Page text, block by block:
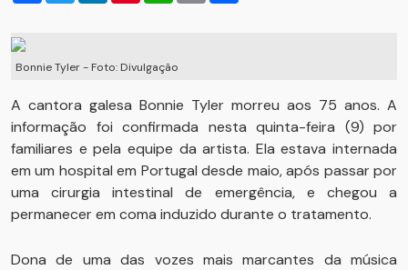
Bonnie Tyler - Foto: Divulgação
A cantora galesa Bonnie Tyler morreu aos 75 anos. A
informação foi confirmada nesta quinta-feira (9) por
familiares e pela equipe da artista. Ela estava internada
em um hospital em Portugal desde maio, após passar por
uma cirurgia intestinal de emergência, e chegou a
permanecer em coma induzido durante o tratamento.
Dona de uma das vozes mais marcantes da música